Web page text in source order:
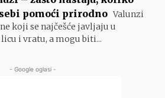
pomoći prirodno Valunzi
koji se najčešće javljaju u
i vratu, a mogu biti...
- Google oglasi -